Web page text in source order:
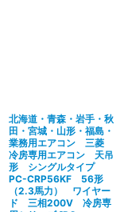
北海道・青森・岩手・秋
田・宮城・山形・福島・
業務用エアコン 三菱
冷房専用エアコン 天吊
形 シングルタイプ
PC-CRP56KF 56形
（2.3馬力） ワイヤー
ド 三相200V 冷房専